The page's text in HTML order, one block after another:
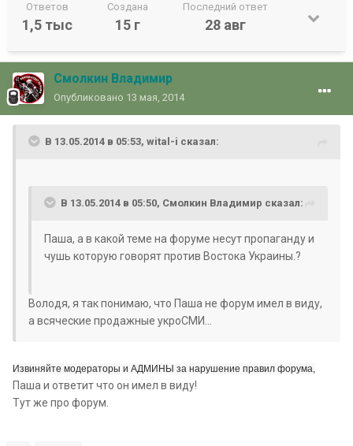
Ответов
1,5 тыс
Создана
15 г
Последний ответ
28 авг
Смолкин Владимир
Опубликовано 13 мая, 2014
В 13.05.2014 в 05:53, wital-i сказал:
В 13.05.2014 в 05:50, Смолкин Владимир сказал:
Паша, а в какой теме на форуме несутпропаганду и
чушь которую говорят против Востока Украины. ?
Володя, я так понимаю, что Паша не форум имел в виду,
а всяческие продажные укроСМИ...
Извиняйте модераторы и АДМИНЫ за нарушение правил форума,
Паша и ответит что он имел в виду!
Тут же про форум.